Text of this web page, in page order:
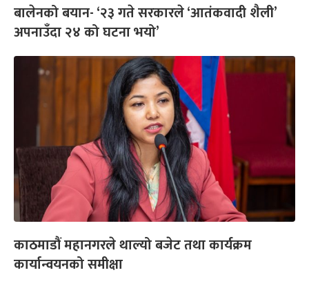
बालेनको बयान- ‘२३ गते सरकारले ‘आतंकवादी शैली’
अपनाउँदा २४ को घटना भयो’
काठमाडौं महानगरले थाल्यो बजेट तथा कार्यक्रम
कार्यान्वयनको समीक्षा